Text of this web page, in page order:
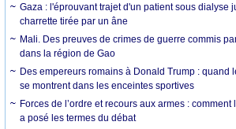
Gaza : l'éprouvant trajet d'un patient sous dialyse
charrette tirée par un âne
Mali. Des preuves de crimes de guerre commis
dans la région de Gao
Des empereurs romains à Donald Trump : quand
se montrent dans les enceintes sportives
Forces de l’ordre et recours aux armes :
a posé les termes du débat